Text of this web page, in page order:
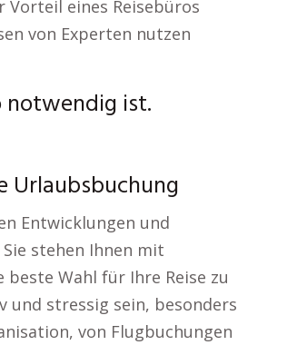
eines Reisebüros
von Experten nutzen
notwendig ist.
Urlaubsbuchung
Entwicklungen und
stehen Ihnen mit
Wahl für Ihre Reise zu
und stressig sein, besonders
von Flugbuchungen